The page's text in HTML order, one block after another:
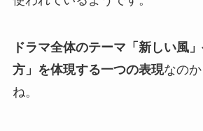
ドラマ全体のテーマ「新しい風
方」を体現する一つの表現なの
ね。